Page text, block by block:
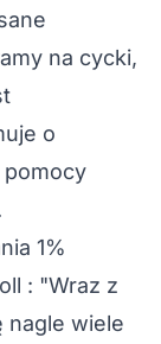
na cycki,
o
pomocy
1%
: "Wraz z
nagle wiele